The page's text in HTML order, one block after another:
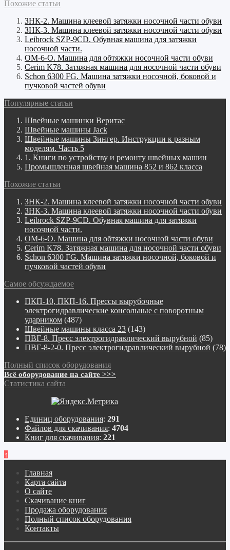
Похожие статьи
ЗНК-2. Машина клеевой затяжки носочной части обуви
ЗНК-3. Машина клеевой затяжки носочной части обуви
Leibrock SZP-9CD. Обувная машина для затяжки
носочной части.
ОМ-6-О. Машина для обтяжки носочной части обуви
Cerim K78. Затяжная машина для носочной части обуви
Schon 6300 FG. Машина затяжки носочной, боковой и
пучковой частей обуви
Популярные статьи
Швейные машинки Веритас
Швейные машины Jack
Швейные машины Зингер. Инструкции к разным
моделям. Часть 5
1. Книги по устройству и ремонту швейных машин
Промышленная швейная машина 852 и 862 класса
Похожие статьи
ЗНК-2. Машина клеевой затяжки носочной части обуви
ЗНК-3. Машина клеевой затяжки носочной части обуви
Leibrock SZP-9CD. Обувная машина для затяжки
носочной части.
ОМ-6-О. Машина для обтяжки носочной части обуви
Cerim K78. Затяжная машина для носочной части обуви
Schon 6300 FG. Машина затяжки носочной, боковой и
пучковой частей обуви
Самое обсуждаемое
ПКП-10, ПКП-16. Прессы вырубочные
электрогидравлические консольные с поворотным
ударником (487)
Швейные машины класса 23 (143)
ПВГ-8. Пресс электрогидравлический вырубной (85)
ПВГ-8-2-0. Пресс электрогидравлический вырубной (78)
Полный список оборудования
Всё оборудование на сайте >>>
Статистика сайта
Единиц оборудования: 291
Файлов для скачивания: 4704
Книг для скачивания: 221
↑
Главная
Карта сайта
О сайте
Скачивание книг
Продажа оборудования
Полный список оборудования
Контакты